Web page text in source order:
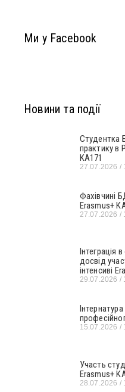
Ми у Facebook
Новини та події
Студентка
практику в
KA171
27.07.2026
Фахівчині
Erasmus+
27.07.2026
Інтеграція
досвід
інтенсиві
29.07.2026
15.07.2026
Участь
Erasmus+
28.07.2026